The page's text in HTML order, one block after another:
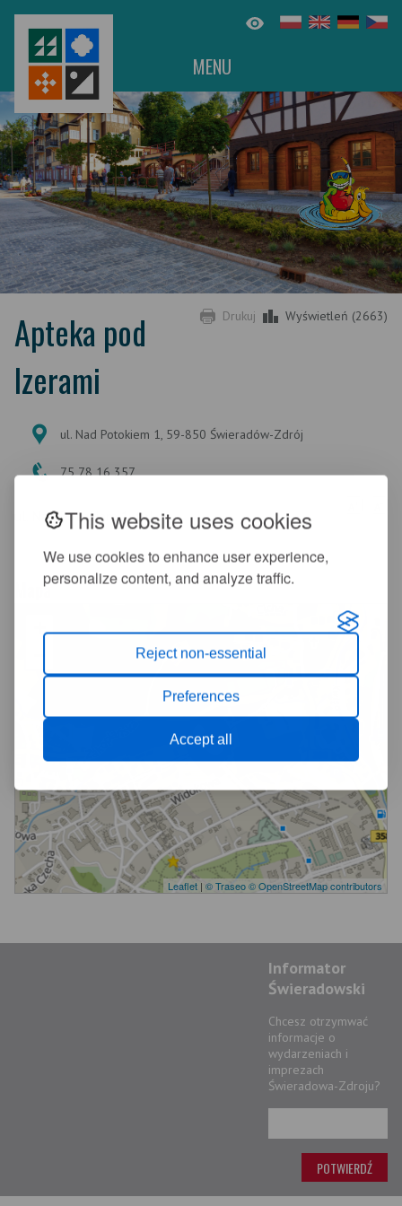
This website uses cookies
We use cookies to enhance user experience,
personalize content, and analyze traffic.
Reject non-essential
Preferences
Accept all
MENU
Drukuj Wyświetleń (2663)
Apteka pod
Izerami
ul. Nad Potokiem 1, 59-850 Świeradów-Zdrój
75 78 16 357
ul. Nad Potokiem 1, tel.
Mapa
+
Leaflet | © Traseo© OpenStreetMap contributors
Informator
Świeradowski
Chcesz otrzymwać
informacje o
wydarzeniach i
imprezach
Świeradowa-Zdroju?